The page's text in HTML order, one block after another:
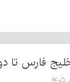
فارس تا دو